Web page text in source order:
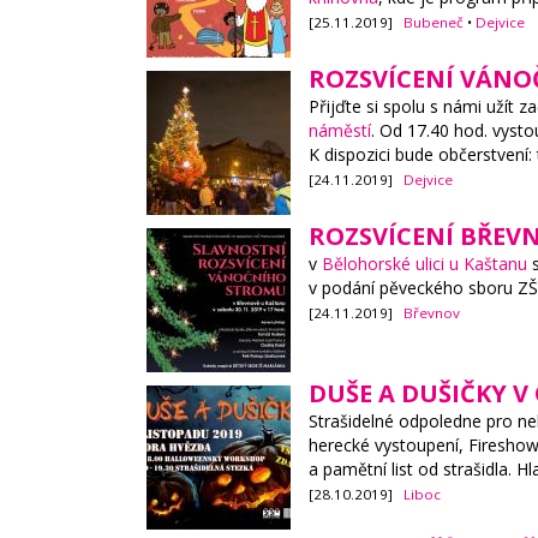
[25.11.2019] Bubeneč • Dejvice
ROZSVÍCENÍ
Přijďte si spolu s námi užít
náměstí. Od 17.40 hod.
K dispozici bude
[24.11.2019] Dejvice
ROZSVÍCENÍ
v Bělohorské ulici u Kaštanu
v podání pěveckého sboru
[24.11.2019] Břevnov
DUŠE A DUŠIČKY
Strašidelné odpoledne pro
herecké vystoupení,
a pamětní list od strašidla.
[28.10.2019] Liboc